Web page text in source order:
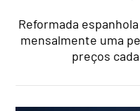
Reformada
mensalmente uma
preços